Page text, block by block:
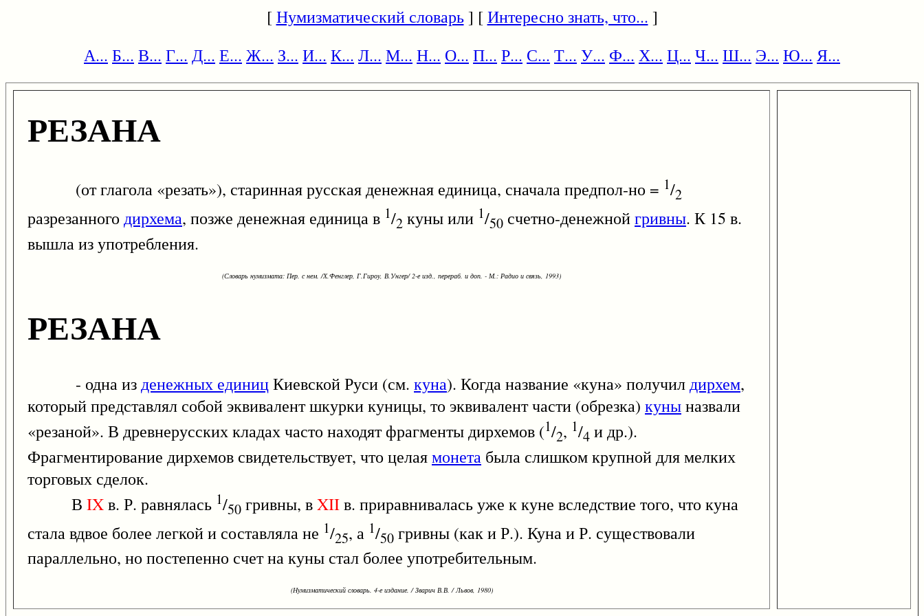
[Нумизматический словарь] [Интересно знать, что... ]
А... Б... В... Г... Д... Е... Ж... З... И... К... Л... М... Н... О... П... Р... С... Т... У... Ф... Х... Ц... Ч... Ш... Э... Ю... Я...
РЕЗАНА
(от глагола «резать»), старинная русская денежная единица, сначала предпол-но = 1/2
разрезанного дирхема, позже денежная единица в 1/2 куны или 1/50 счетно-денежнойгривны. К 15 в.
вышла из употребления.
(Словарь нумизмата: Пер. с нем. /Х.Фенглер, Г.Гироу, В.Унгер/ 2-е изд., перераб. и доп. - М.: Радио и связь, 1993)
РЕЗАНА
- одна изденежных единицКиевской Руси (см. куна). Когда название «куна» получилдирхем,
который представлял собой эквивалент шкурки куницы, то эквивалент части (обрезка) куныназвали
«резаной». В древнерусских кладах часто находят фрагменты дирхемов (1/2, 1/4 и др.).
Фрагментирование дирхемов свидетельствует, что целаямонета была слишком крупной для мелких
торговых сделок.
В IXв. Р. равнялась 1/50 гривны, вXIIв. приравнивалась уже к куне вследствие того, что куна
стала вдвое более легкой и составляла не 1/25, а 1/50 гривны (как и Р.). Куна и Р. существовали
параллельно, но постепенно счет на куны стал более употребительным.
(Нумизматический словарь. 4-е издание. / Зварич В.В. / Львов, 1980)